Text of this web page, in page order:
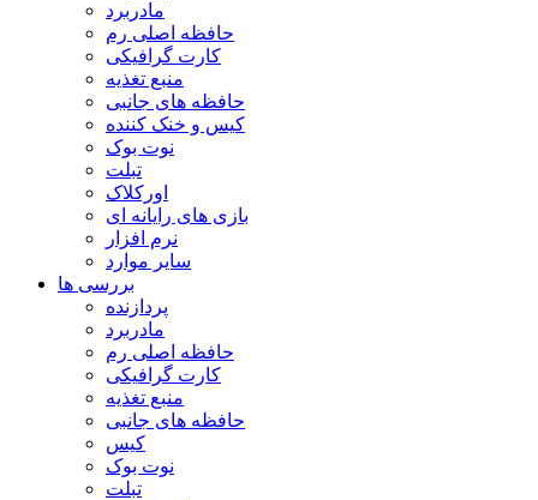
مادربرد
حافظه اصلی رم
کارت گرافیکی
منبع تغذیه
حافظه های جانبی
کیس و خنک کننده
نوت بوک
تبلت
اورکلاک
بازی های رایانه ای
نرم افزار
سایر موارد
بررسی ها
پردازنده
مادربرد
حافظه اصلی رم
کارت گرافیکی
منبع تغذیه
حافظه های جانبی
کیس
نوت بوک
تبلت